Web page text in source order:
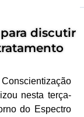
discutir
nesta terça-
do Espectro